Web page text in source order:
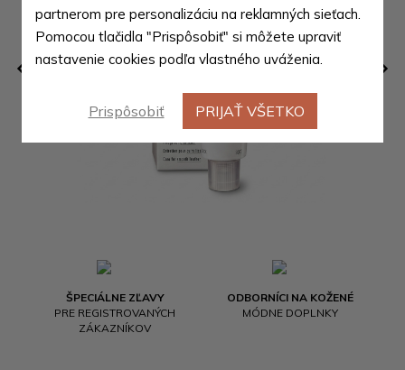
ŠPECIÁLNE ZĽAVY
PRE REGISTROVANÝCH
ZÁKAZNÍKOV
ODBORNÍCI NA KOŽENÉ
MÓDNE DOPLNKY
partnerom pre personalizáciu na reklamných sieťach.
Pomocou tlačidla "Prispôsobiť" si môžete upraviť
nastavenie cookies podľa vlastného uváženia.
Prispôsobiť PRIJAŤ VŠETKO